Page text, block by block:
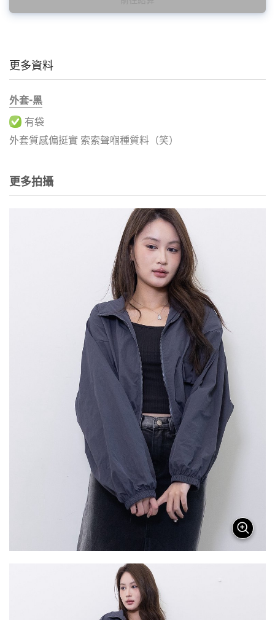
更多資料
外套-黑
有袋
更多拍攝